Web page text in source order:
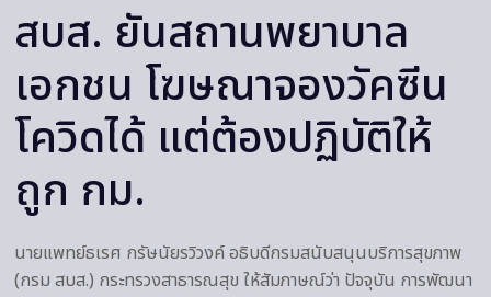
สบส. ยันสถานพยาบาล
เอกชน โฆษณาจองวัคซีน
โควิดได้ แต่ต้องปฏิบัติให้
ถูก กม.
นายแพทย์ธเรศ กรัษนัยรวิวงค์ อธิบดีกรมสนับสนุนบริการสุขภาพ
(กรม สบส.) กระทรวงสาธารณสุข ให้สัมภาษณ์ว่า ปัจจุบัน การพัฒนา